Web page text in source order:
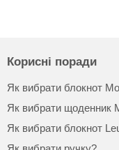
Корисні поради
Як вибрати блокнот
Як вибрати щоденник
Як вибрати блокнот